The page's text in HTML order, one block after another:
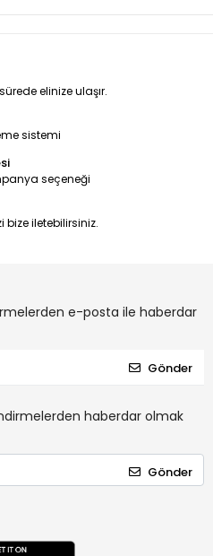
elinize ulaşır.
sistemi
seçeneği
bize iletebilirsiniz.
e-posta ile haberdar
Gönder
haberdar olmak
Gönder